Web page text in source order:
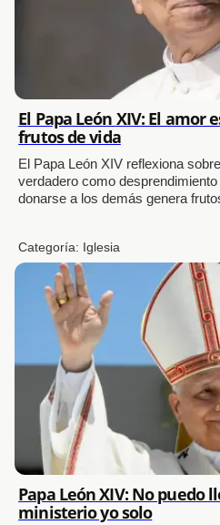
El Papa León XIV: El amor
frutos de vida
El Papa León XIV reflexiona
verdadero como
donarse a los demás genera
Categoría: Iglesia
Papa León XIV: No puedo
ministerio yo solo